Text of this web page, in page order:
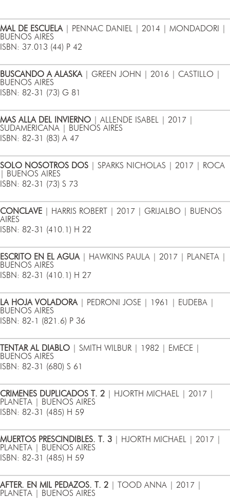
MAL DE ESCUELA | PENNAC DANIEL | 2014 | MONDADORI |
BUENOS AIRES
ISBN: 37.013 (44) P 42
BUSCANDO A ALASKA | GREEN JOHN | 2016 | CASTILLO |
BUENOS AIRES
ISBN: 82-31 (73) G 81
MAS ALLA DEL INVIERNO | ALLENDE ISABEL | 2017 |
SUDAMERICANA | BUENOS AIRES
ISBN: 82-31 (83) A 47
SOLO NOSOTROS DOS | SPARKS NICHOLAS | 2017 | ROCA
| BUENOS AIRES
ISBN: 82-31 (73) S 73
CONCLAVE | HARRIS ROBERT | 2017 | GRIJALBO | BUENOS
AIRES
ISBN: 82-31 (410.1) H 22
ESCRITO EN EL AGUA | HAWKINS PAULA | 2017 | PLANETA |
BUENOS AIRES
ISBN: 82-31 (410.1) H 27
LA HOJA VOLADORA | PEDRONI JOSE | 1961 | EUDEBA |
BUENOS AIRES
ISBN: 82-1 (821.6) P 36
TENTAR AL DIABLO | SMITH WILBUR | 1982 | EMECE |
BUENOS AIRES
ISBN: 82-31 (680) S 61
CRIMENES DUPLICADOS T. 2 | HJORTH MICHAEL | 2017 |
PLANETA | BUENOS AIRES
ISBN: 82-31 (485) H 59
MUERTOS PRESCINDIBLES. T. 3 | HJORTH MICHAEL | 2017 |
PLANETA | BUENOS AIRES
ISBN: 82-31 (485) H 59
AFTER. EN MIL PEDAZOS. T. 2 | TOOD ANNA | 2017 |
PLANETA | BUENOS AIRES